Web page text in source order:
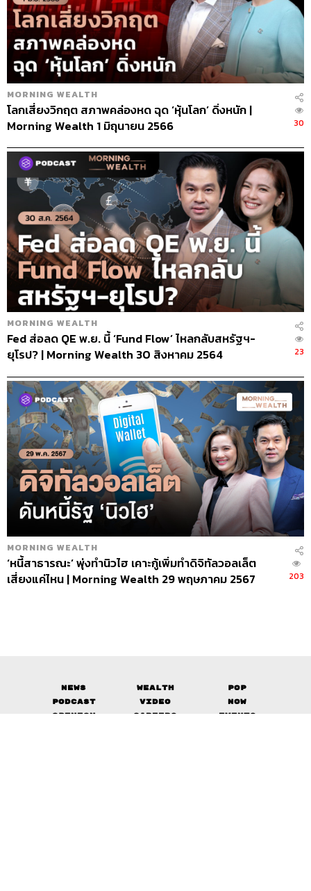
MORNING WEALTH
โลกเสี่ยงวิกฤต สภาพคล่องหด ฉุด ‘หุ้นโลก’ ดิ่งหนัก |
Morning Wealth 1 มิถุนายน 2566
30
MORNING WEALTH
Fed ส่อลด QE พ.ย. นี้ ‘Fund Flow’ ไหลกลับสหรัฐฯ-
ยุโรป? | Morning Wealth 30 สิงหาคม 2564
23
MORNING WEALTH
‘หนี้สาธารณะ’ พุ่งทำนิวไฮ เคาะกู้เพิ่มทำดิจิทัลวอลเล็ต
เสี่ยงแค่ไหน | Morning Wealth 29 พฤษภาคม 2567
203
News Wealth
Pop
Podcast
Video
Now
Opinion
Careers
Events